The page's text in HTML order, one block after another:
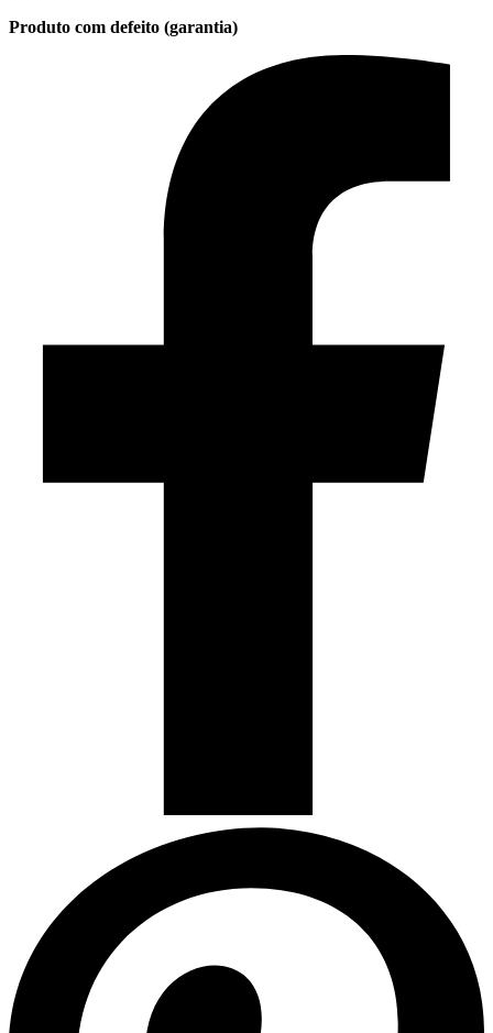
Produto com defeito (garantia)